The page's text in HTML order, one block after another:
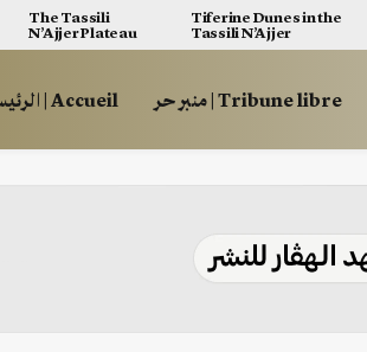
The Tassili
N’Ajjer Plateau
Tiferine Dunes in the
Tassili N’Ajjer
الرئيسية | Accueil منبر حر | Tribune libre